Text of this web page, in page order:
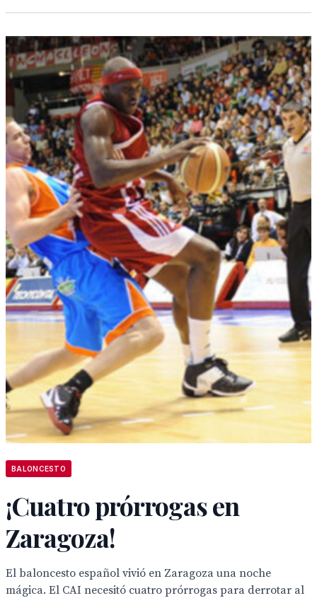
BALONCESTO
¡Cuatro prórrogas en
Zaragoza!
El baloncesto español vivió en Zaragoza una noche
mágica. El CAI necesitó cuatro prórrogas para derrotar al